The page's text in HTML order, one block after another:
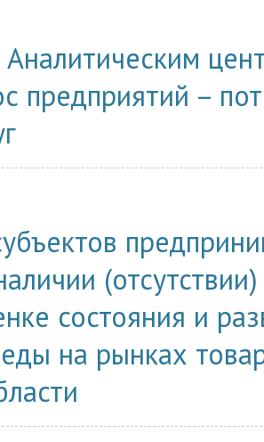
предприятий –
состояния и
на рынках